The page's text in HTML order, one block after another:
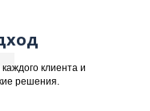
клиента и
решения.